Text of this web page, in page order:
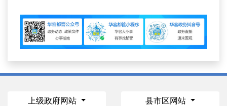
上级政府网站 县市区网站